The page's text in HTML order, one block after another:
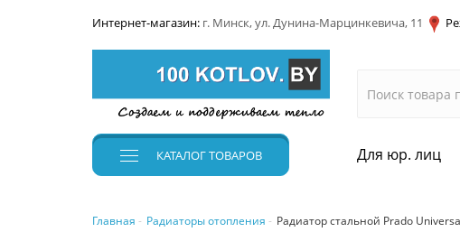
Интернет-магазин: г. Минск, ул. Дунина-Марцинкевича, 11
КАТАЛОГТОВАРОВ Для юр. лиц
Главная Радиаторы отопления Радиатор стальной Prado